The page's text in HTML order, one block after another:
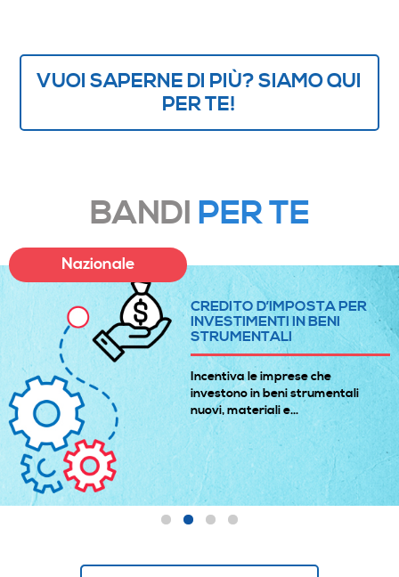
VUOI SAPERNE DI PIÙ? SIAMO QUI
PER TE!
BANDI PER TE
Nazionale
CREDITO D’IMPOSTA PER
INVESTIMENTI IN BENI
STRUMENTALI
Incentiva le imprese che
investono in beni strumentali
nuovi, materiali e...